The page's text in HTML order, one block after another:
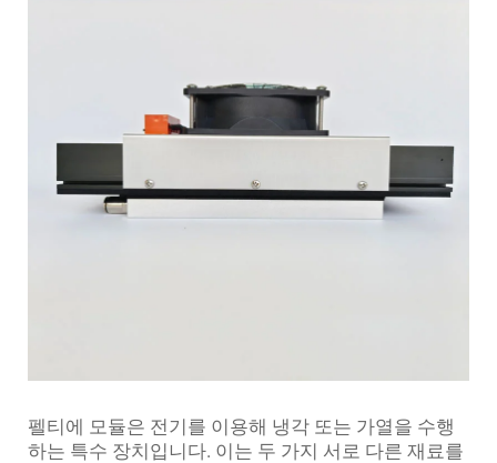
펠티에 모듈은 전기를 이용해 냉각 또는 가열을 수행
하는 특수 장치입니다. 이는 두 가지 서로 다른 재료를